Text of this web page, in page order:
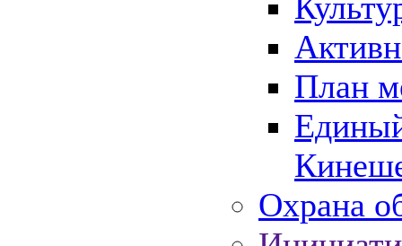
План
Охрана